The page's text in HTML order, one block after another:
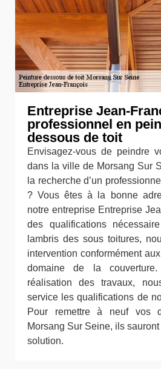
Entreprise Jean-
professionnel en
dessous de toit
Envisagez-vous de peindre
dans la ville de Morsang Sur
la recherche d’un
? Vous êtes à la bonne
notre entreprise Entreprise
des qualifications
lambris des sous toitures,
intervention conformément
domaine de la
réalisation des travaux,
service les qualifications de
Pour remettre à neuf vos
Morsang Sur Seine, ils
solution.